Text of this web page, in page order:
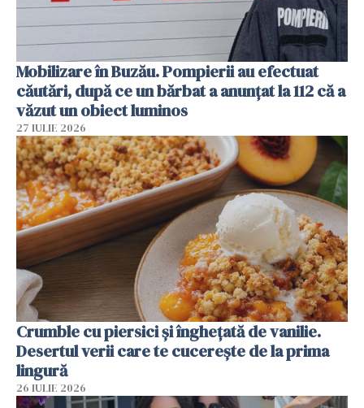
Mobilizare în Buzău. Pompierii au efectuat
căutări, după ce un bărbat a anunțat la 112 că a
văzut un obiect luminos
27 IULIE 2026
Crumble cu piersici și înghețată de vanilie.
Desertul verii care te cucerește de la prima
lingură
26 IULIE 2026